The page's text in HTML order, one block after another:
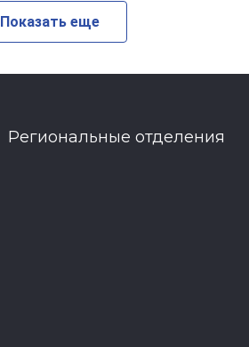
Показать еще
Региональные отделения